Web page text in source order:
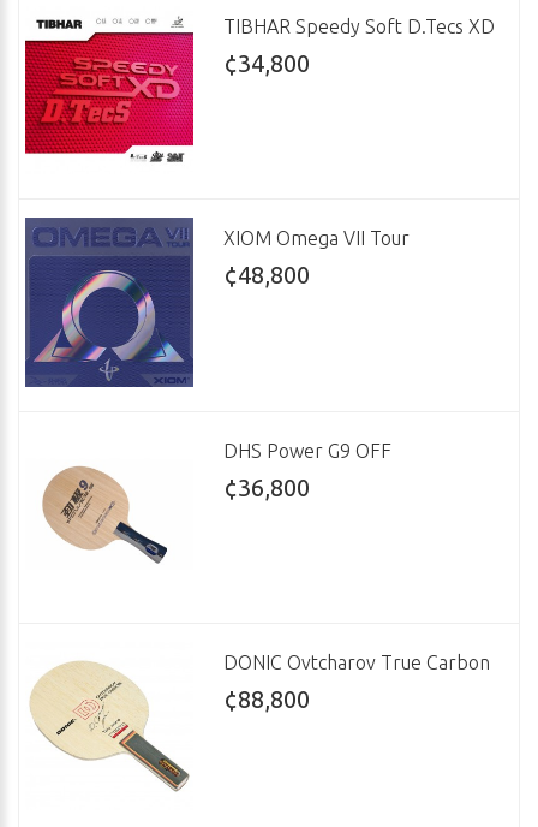
TIBHAR Speedy Soft D.Tecs XD
¢34,800
XIOM Omega VII Tour
¢48,800
DHS Power G9 OFF
¢36,800
DONIC Ovtcharov True Carbon
¢88,800